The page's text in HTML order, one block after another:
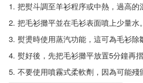
1. 把熨斗調至羊衫程序或中熱，過高的
2. 把毛衫攤平並在毛衫表面噴上少量水。
3. 熨燙時使用蒸汽功能，這可為毛衫除
4. 熨好後，先把毛衫攤平放置5分鐘再摺
5. 不要使用噴霧式柔軟劑，因為可能殘